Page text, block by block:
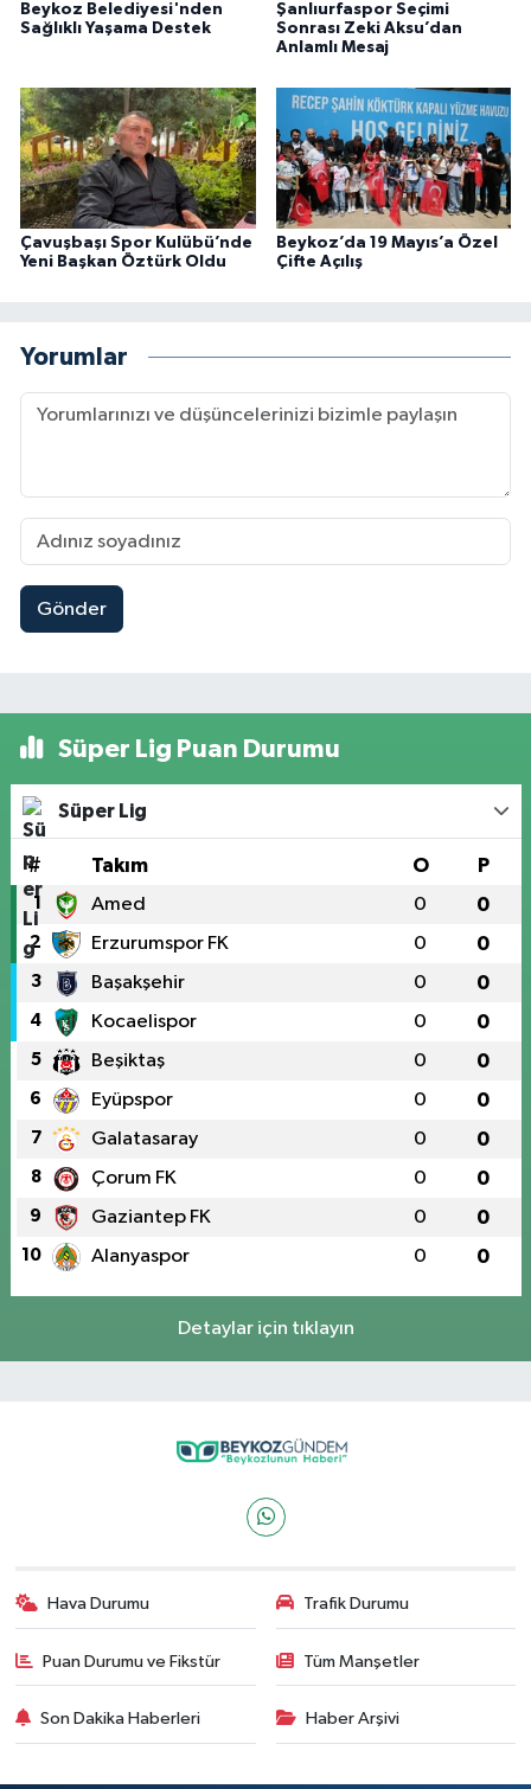
Beykoz Belediyesi'nden
Sağlıklı Yaşama Destek
Şanlıurfaspor Seçimi
Sonrası Zeki Aksu’dan
Anlamlı Mesaj
Çavuşbaşı Spor Kulübü’nde
Yeni Başkan Öztürk Oldu
Beykoz’da 19 Mayıs’a Özel
Çifte Açılış
Yorumlar
Gönder
Süper Lig Puan Durumu
Süper Lig
# Takım O P
1 Amed 0 0
2 Erzurumspor FK 0 0
3 Başakşehir 0 0
4 Kocaelispor 0 0
5 Beşiktaş 0 0
6 Eyüpspor 0 0
7 Galatasaray 0 0
8 Çorum FK 0 0
9 Gaziantep FK 0 0
10 Alanyaspor 0 0
Detaylar için tıklayın
Hava Durumu Trafik Durumu
Puan Durumu ve Fikstür Tüm Manşetler
Son Dakika Haberleri Haber Arşivi